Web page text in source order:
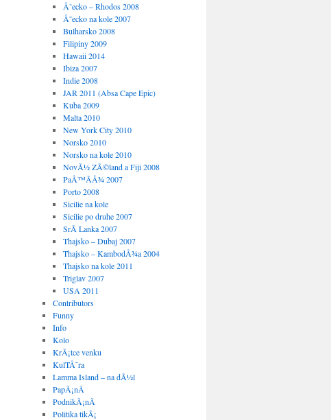
Å˜ecko – Rhodos 2008
Å˜ecko na kole 2007
Bulharsko 2008
Filipiny 2009
Hawaii 2014
Ibiza 2007
Indie 2008
JAR 2011 (Absa Cape Epic)
Kuba 2009
Malta 2010
New York City 2010
Norsko 2010
Norsko na kole 2010
NovÃ½ ZÃ©land a Fiji 2008
PaÅ™Ã­Å¾ 2007
Porto 2008
Sicilie na kole
Sicilie po druhe 2007
SrÃ­ Lanka 2007
Thajsko – Dubaj 2007
Thajsko – KambodÅ¾a 2004
Thajsko na kole 2011
Triglav 2007
USA 2011
Contributors
Funny
Info
Kolo
KrÃ¡tce venku
KulTÅ¯ra
Lamma Island – na dÃ½l
PapÃ¡nÃ­
PodnikÃ¡nÃ­
Politika tikÃ¡